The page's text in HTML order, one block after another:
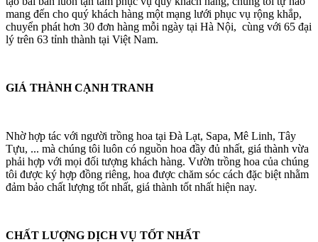
mang đến cho quý khách hàng một mạng lưới phục vụ rộng khắp,
chuyển phát hơn 30 đơn hàng mỗi ngày tại Hà Nội, cùng với 65 đại
lý trên 63 tỉnh thành tại Việt Nam.
GIÁ THÀNH CẠNH TRANH
Nhờ hợp tác với người trồng hoa tại Đà Lạt, Sapa, Mê Linh, Tây
Tựu, ... mà chúng tôi luôn có nguồn hoa đầy đủ nhất, giá thành vừa
phải hợp với mọi đối tượng khách hàng. Vườn trồng hoa của chúng
tôi được ký hợp đồng riêng, hoa được chăm sóc cách đặc biệt nhằm
đảm bảo chất lượng tốt nhất, giá thành tốt nhất hiện nay.
CHẤT LƯỢNG DỊCH VỤ TỐT NHẤT